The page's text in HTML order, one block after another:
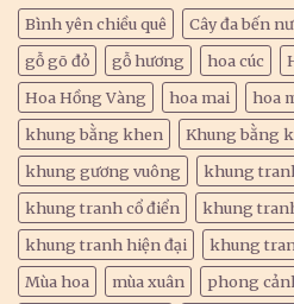
Bình yên chiều quê Cây đa bến
gỗ gõ đỏ
gỗ hương hoa cúc
Hoa Hồng Vàng
hoa mai hoa
khung bằng khen
Khung bằng
khung gương vuông
khung
khung tranh cổ điển
khung
khung tranh hiện đại
khung
Mùa hoa
mùa xuân phong